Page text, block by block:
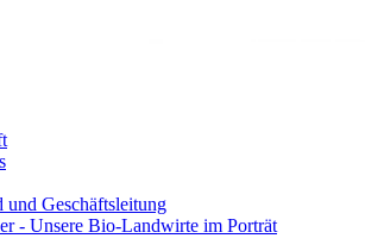
und Geschäftsleitung
- Unsere Bio-Landwirte im Porträt